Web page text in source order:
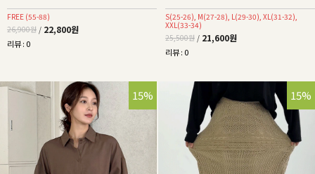
FREE (55-88)
26,900원 / 22,800원
리뷰 : 0
S(25-26), M(27-28), L(29-30), XL(31-32),
XXL(33-34)
25,500원 / 21,600원
리뷰 : 0
15% 15%